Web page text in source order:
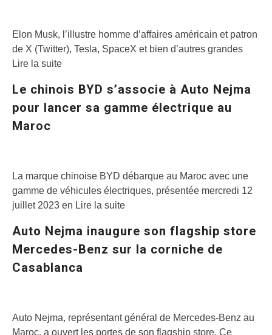
Elon Musk, l’illustre homme d’affaires américain et patron
de X (Twitter), Tesla, SpaceX et bien d’autres grandes
Lire la suite
Le chinois BYD s’associe à Auto Nejma
pour lancer sa gamme électrique au
Maroc
La marque chinoise BYD débarque au Maroc avec une
gamme de véhicules électriques, présentée mercredi 12
juillet 2023 en Lire la suite
Auto Nejma inaugure son flagship store
Mercedes-Benz sur la corniche de
Casablanca
Auto Nejma, représentant général de Mercedes-Benz au
Maroc, a ouvert les portes de son flagship store. Ce